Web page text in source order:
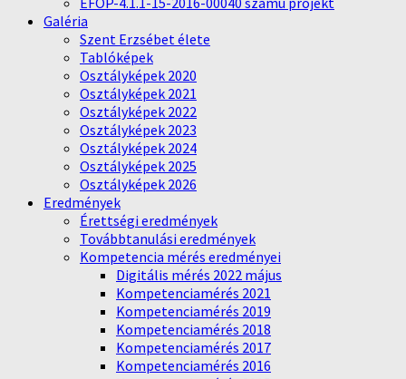
Galéria
Szent Erzsébet élete
Tablóképek
Osztályképek 2020
Osztályképek 2021
Osztályképek 2022
Osztályképek 2023
Osztályképek 2024
Osztályképek 2025
Osztályképek 2026
Eredmények
Érettségi eredmények
Továbbtanulási eredmények
Kompetencia mérés eredményei
Digitális mérés 2022 május
Kompetenciamérés 2021
Kompetenciamérés 2019
Kompetenciamérés 2018
Kompetenciamérés 2017
Kompetenciamérés 2016